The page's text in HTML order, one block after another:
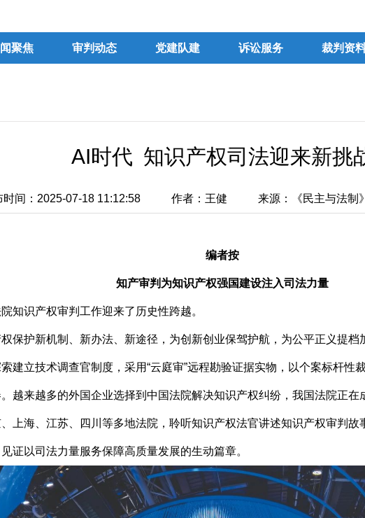
聚焦 审判动态 党建队建 诉讼服务 裁判资
AI时代 知识产权司法迎来新挑
时间：2025-07-18 11:12:58 作者：王健 来源：《民主与法制
编者按
知产审判为知识产权强国建设注入司法力量
识产权审判工作迎来了历史性跨越。
护新机制、新办法、新途径，为创新创业保驾护航，为公平正义提档
立技术调查官制度，采用“云庭审”远程勘验证据实物，以个案标杆
越来越多的外国企业选择到中国法院解决知识产权纠纷，我国法院正在
海、江苏、四川等多地法院，聆听知识产权法官讲述知识产权审判故
证以司法力量服务保障高质量发展的生动篇章。